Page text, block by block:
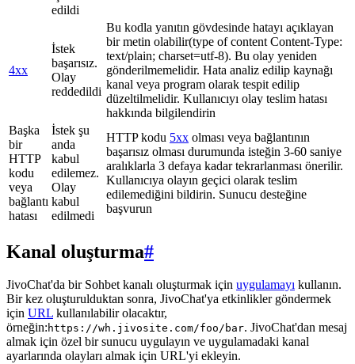
edildi
4xx
İstek
başarısız.
Olay
reddedildi
Bu kodla yanıtın gövdesinde hatayı açıklayan
bir metin olabilir(type of content Content-Type:
text/plain; charset=utf-8). Bu olay yeniden
gönderilmemelidir. Hata analiz edilip kaynağı
kanal veya program olarak tespit edilip
düzeltilmelidir. Kullanıcıyı olay teslim hatası
hakkında bilgilendirin
Başka
bir
HTTP
kodu
veya
bağlantı
hatası
İstek şu
anda
kabul
edilemez.
Olay
kabul
edilmedi
HTTP kodu 5xx olması veya bağlantının
başarısız olması durumunda isteğin 3-60 saniye
aralıklarla 3 defaya kadar tekrarlanması önerilir.
Kullanıcıya olayın geçici olarak teslim
edilemediğini bildirin. Sunucu desteğine
başvurun
Kanal oluşturma#
JivoChat'da bir Sohbet kanalı oluşturmak için uygulamayı kullanın.
Bir kez oluşturulduktan sonra, JivoChat'ya etkinlikler göndermek
için URL kullanılabilir olacaktır,
örneğin: https://wh.jivosite.com/foo/bar. JivoChat'dan mesaj
almak için özel bir sunucu uygulayın ve uygulamadaki kanal
ayarlarında olayları almak için URL'yi ekleyin.